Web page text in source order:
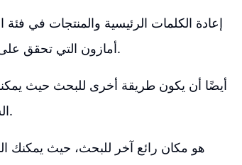
أمازون التي تحقق على الأقل 5000 دولار شهريًا ولديها أقل من 100 تقييم.
السفر للحصول على أفكار حول ما قد ترغب في بيعه.